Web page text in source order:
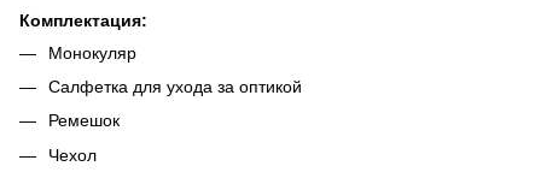
Комплектация:
Монокуляр
Салфетка для ухода за оптикой
Ремешок
Чехол